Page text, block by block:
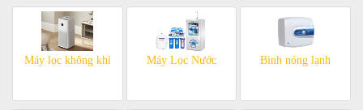
Máy lọc không khí Máy Lọc Nước Bình nóng lạnh